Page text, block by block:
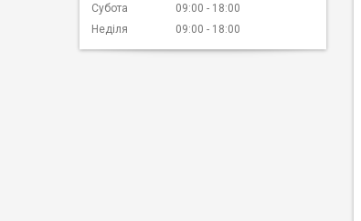
Субота
09:00
18:00
Неділя
09:00 18:00